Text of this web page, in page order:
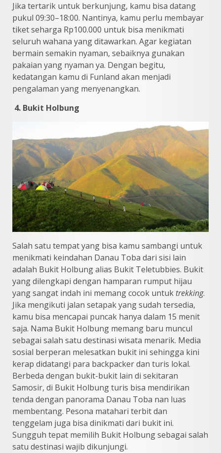
Jika tertarik untuk berkunjung, kamu bisa datang
pukul 09:30–18:00. Nantinya, kamu perlu membayar
tiket seharga Rp100.000 untuk bisa menikmati
seluruh wahana yang ditawarkan. Agar kegiatan
bermain semakin nyaman, sebaiknya gunakan
pakaian yang nyaman ya. Dengan begitu,
kedatangan kamu di Funland akan menjadi
pengalaman yang menyenangkan.
4. Bukit Holbung
Salah satu tempat yang bisa kamu sambangi untuk
menikmati keindahan Danau Toba dari sisi lain
adalah Bukit Holbung alias Bukit Teletubbies. Bukit
yang dilengkapi dengan hamparan rumput hijau
yang sangat indah ini memang cocok untuk trekking.
Jika mengikuti jalan setapak yang sudah tersedia,
kamu bisa mencapai puncak hanya dalam 15 menit
saja. Nama Bukit Holbung memang baru muncul
sebagai salah satu destinasi wisata menarik. Media
sosial berperan melesatkan bukit ini sehingga kini
kerap didatangi para backpacker dan turis lokal.
Berbeda dengan bukit-bukit lain di sekitaran
Samosir, di Bukit Holbung turis bisa mendirikan
tenda dengan panorama Danau Toba nan luas
membentang. Pesona matahari terbit dan
tenggelam juga bisa dinikmati dari bukit ini.
Sungguh tepat memilih Bukit Holbung sebagai salah
satu destinasi wajib dikunjungi.